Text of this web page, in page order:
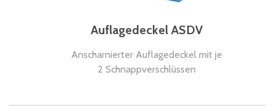
Auflagedeckel ASDV
Anscharnierter Auflagedeckel mit je
2 Schnappverschlüssen